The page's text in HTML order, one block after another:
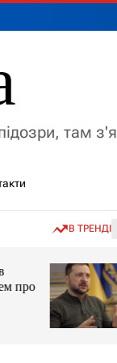
там
В ТРЕНДІ
про